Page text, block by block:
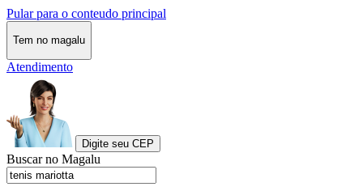
Pular para o conteudo principal
Tem no magalu
Atendimento
Digite seu CEP
Buscar no Magalu